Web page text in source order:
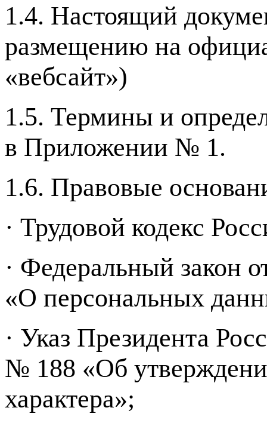
1.4. Настоящий
размещению на
«вебсайт»)
1.5. Термины и
в Приложении № 1.
1.6. Правовые
· Трудовой кодекс
· Федеральный закон
«О персональных
· Указ Президента
№ 188 «Об
характера»;